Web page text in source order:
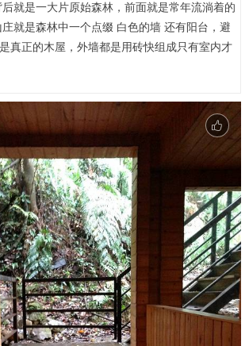
就是一大片原始森林，前面就是常年流淌着的
就是森林中一个点缀 白色的墙 还有阳台，避
真正的木屋，外墙都是用砖快组成只有室内才